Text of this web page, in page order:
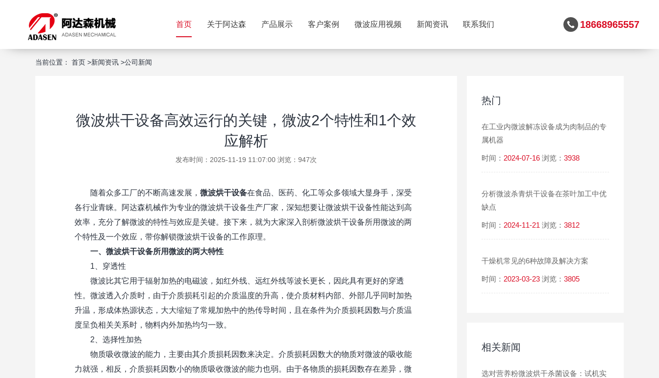
首页 关于阿达森 产品展示 客户案例 微波应用视频 新闻资讯 联系我们 18668965557
当前位置： 首页 >新闻资讯 >公司新闻
微波烘干设备高效运行的关键，微波2个特性和1个效
应解析
发布时间：2025-11-19 11:07:00 浏览：947次
随着众多工厂的不断高速发展， 微波烘干设备在食品、医药、化工等众多领域大显身手，深受
各行业青睐。阿达森机械作为专业的微波烘干设备生产厂家，深知想要让微波烘干设备性能达到高
效率，充分了解微波的特性与效应是关键。接下来，就为大家深入剖析微波烘干设备所用微波的两
个特性及一个效应，带你解锁微波烘干设备的工作原理。
一、微波烘干设备所用微波的两大特性
1、穿透性
微波比其它用于辐射加热的电磁波，如红外线、远红外线等波长更长，因此具有更好的穿透
性。微波透入介质时，由于介质损耗引起的介质温度的升高，使介质材料内部、外部几乎同时加热
升温，形成体热源状态，大大缩短了常规加热中的热传导时间，且在条件为介质损耗因数与介质温
度呈负相关关系时，物料内外加热均匀一致。
2、选择性加热
物质吸收微波的能力，主要由其介质损耗因数来决定。介质损耗因数大的物质对微波的吸收能
力就强，相反，介质损耗因数小的物质吸收微波的能力也弱。由于各物质的损耗因数存在差异，微
热门
在工业内微波解冻设备成为肉制品的专
属机器
时间： 2024-07-16 浏览： 3938
分析微波杀青烘干设备在茶叶加工中优
缺点
时间： 2024-11-21 浏览： 3812
干燥机常见的6种故障及解决方案
时间： 2023-03-23 浏览： 3805
相关新闻
选对营养粉微波烘干杀菌设备：试机实